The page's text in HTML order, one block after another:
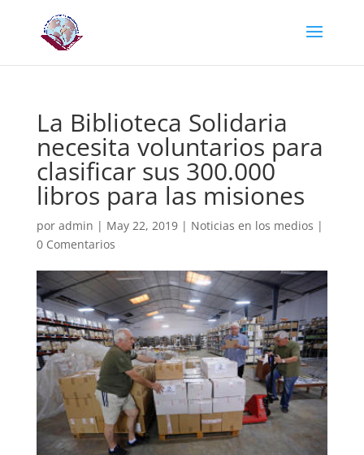
La Biblioteca Solidaria
necesita voluntarios para
clasificar sus 300.000
libros para las misiones
por admin | May 22, 2019| Noticias en los medios |
0 Comentarios